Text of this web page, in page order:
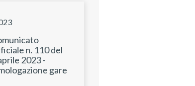
n. 110 del
2023 -
gare